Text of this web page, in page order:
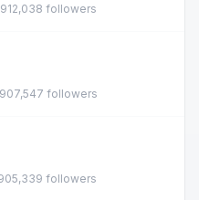
followers
followers
followers